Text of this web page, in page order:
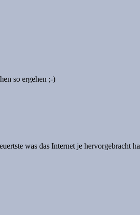
so ergehen ;-)
was das Internet je hervorgebracht